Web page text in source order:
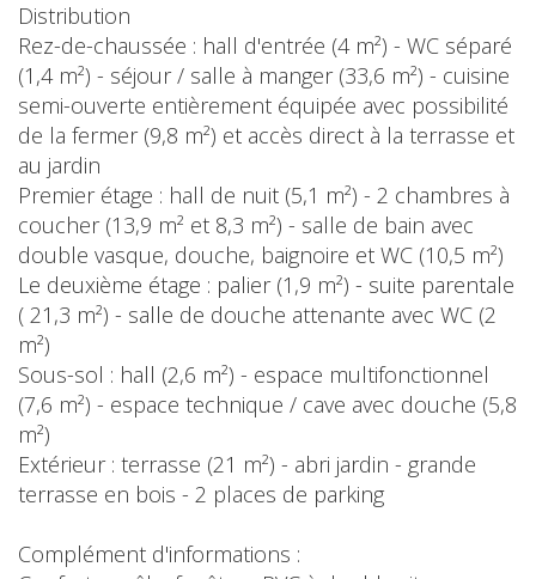
Distribution
Rez-de-chaussée : hall d'entrée (4 m²) - WC séparé
(1,4 m²) - séjour / salle à manger (33,6 m²) - cuisine
semi-ouverte entièrement équipée avec possibilité
de la fermer (9,8 m²) et accès direct à la terrasse et
au jardin
Premier étage : hall de nuit (5,1 m²) - 2 chambres à
coucher (13,9 m² et 8,3 m²) - salle de bain avec
double vasque, douche, baignoire et WC (10,5 m²)
Le deuxième étage : palier (1,9 m²) - suite parentale
( 21,3 m²) - salle de douche attenante avec WC (2
m²)
Sous-sol : hall (2,6 m²) - espace multifonctionnel
(7,6 m²) - espace technique / cave avec douche (5,8
m²)
Extérieur : terrasse (21 m²) - abri jardin - grande
terrasse en bois - 2 places de parking
Complément d'informations :